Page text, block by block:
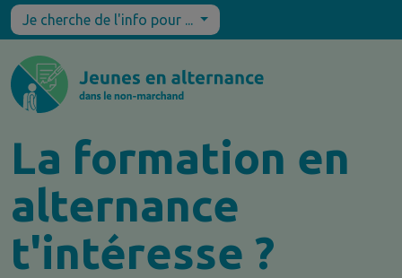
Je cherche de l'info pour ...
La formation en
alternance
t'intéresse ?